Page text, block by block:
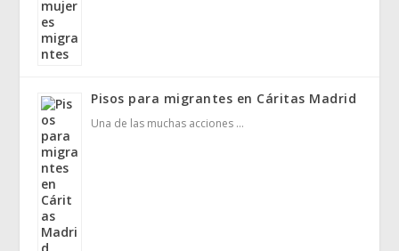
Pisos para migrantes en Cáritas Madrid
Una de las muchas acciones …